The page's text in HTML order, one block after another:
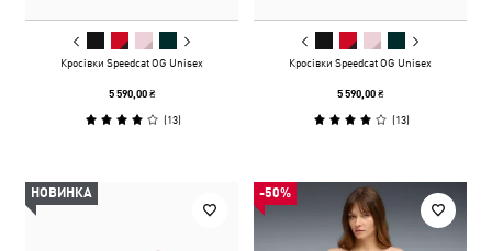
Кросівки Speedcat OG Unisex
5 590,00 ₴
(13)
Кросівки Speedcat OG Unisex
5 590,00 ₴
(13)
НОВИНКА -50%